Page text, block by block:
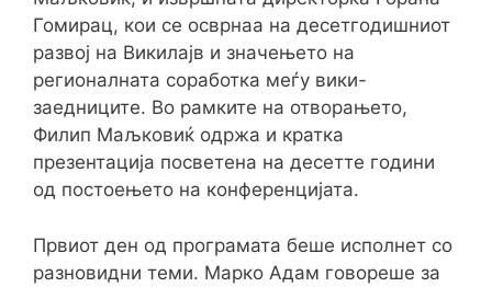
Гомирац, кои се осврнаа на десетгодишниот
развој на Викилајв и значењето на
регионалната соработка меѓу вики-
заедниците. Во рамките на отворањето,
Филип Маљковиќ одржа и кратка
презентација посветена на десетте години
од постоењето на конференцијата.
Првиот ден од програмата беше исполнет со
разновидни теми. Марко Адам говореше за